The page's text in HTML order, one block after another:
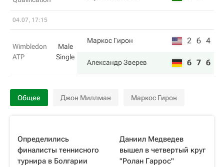
04.07, 17:15
Wimbledon
ATP
Male
Single
Маркос Гирон 2 6 4
Александр Зверев 6 7 6
Общее Джон Миллман Маркос Гирон
Определились
финалисты теннисного
турнира в Болгарии
Даниил Медведев
вышел в четвертый круг
"Ролан Гаррос"